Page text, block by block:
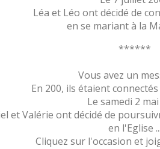
Léa et Léo ont décidé de
en se mariant à la
******
Vous avez un
En 200, ils étaient
Le samedi 2
et Valérie ont décidé de
en l'Eglise ...
Cliquez sur l'occasion et